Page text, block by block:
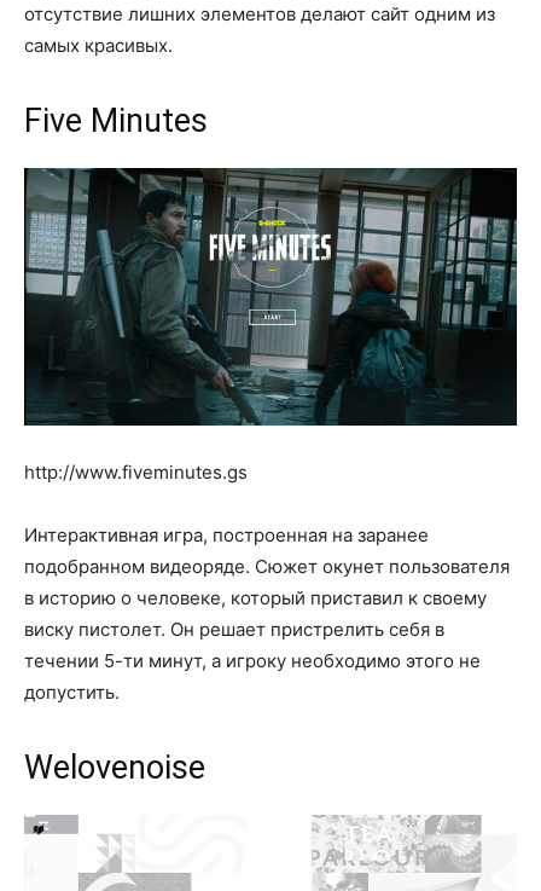
отсутствие лишних элементов делают сайт одним из
самых красивых.
Five Minutes
http://www.fiveminutes.gs
Интерактивная игра, построенная на заранее
подобранном видеоряде. Сюжет окунет пользователя
в историю о человеке, который приставил к своему
виску пистолет. Он решает пристрелить себя в
течении 5-ти минут, а игроку необходимо этого не
допустить.
Welovenoise